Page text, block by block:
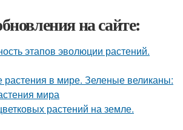
на сайте:
этапов эволюции растений.
в мире. Зеленые великаны:
мира
растений на земле.